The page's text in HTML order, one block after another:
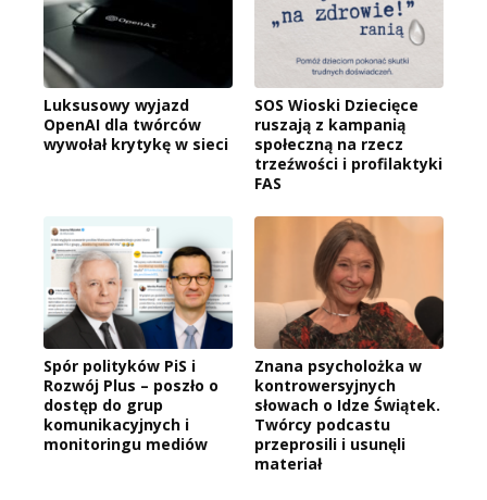
Luksusowy wyjazd
OpenAI dla twórców
wywołał krytykę w sieci
SOS Wioski Dziecięce
ruszają z kampanią
społeczną na rzecz
trzeźwości i profilaktyki
FAS
Spór polityków PiS i
Rozwój Plus – poszło o
dostęp do grup
komunikacyjnych i
monitoringu mediów
Znana psycholożka w
kontrowersyjnych
słowach o Idze Świątek.
Twórcy podcastu
przeprosili i usunęli
materiał